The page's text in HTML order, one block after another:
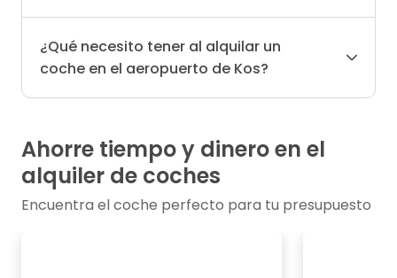
¿Qué necesito tener al alquilar un
coche en el aeropuerto de Kos?
Ahorre tiempo y dinero en el
alquiler de coches
Encuentra el coche perfecto para tu presupuesto